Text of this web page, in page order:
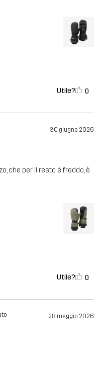
Utile? 0
30 giugno 2026
che per il resto è freddo, è
Utile? 0
28 maggio 2026